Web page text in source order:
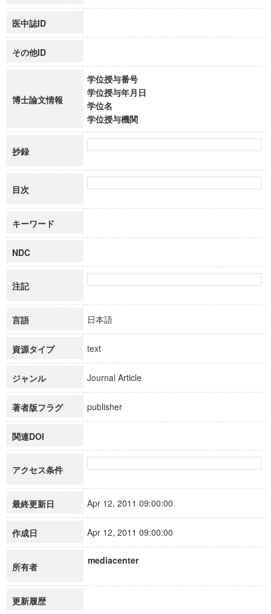
医中誌ID
その他ID
博士論文情報
学位授与番号
学位授与年月日
学位名
学位授与機関
抄録
目次
キーワード
NDC
注記
言語 日本語
資源タイプ text
ジャンル Journal Article
著者版フラグ publisher
関連DOI
アクセス条件
最終更新日 Apr 12, 2011 09:00:00
作成日 Apr 12, 2011 09:00:00
所有者
mediacenter
更新履歴